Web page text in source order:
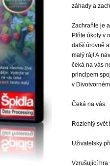
záhady a
Zachraňte je
Plňte úkoly v
další úrovně
malý ráj! A
čeká na vás
principem
v
Čeká na vás:
Rozlehlý svět
Uživatelsky
Vzrušující hra